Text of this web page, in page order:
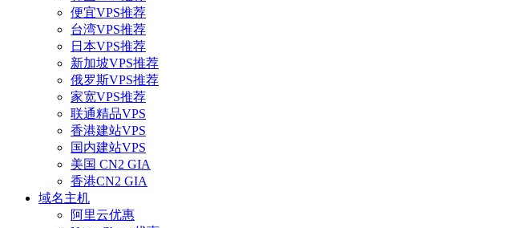
便宜VPS推荐
台湾VPS推荐
日本VPS推荐
新加坡VPS推荐
俄罗斯VPS推荐
家宽VPS推荐
联通精品VPS
香港建站VPS
国内建站VPS
美国 CN2 GIA
香港CN2 GIA
域名主机
阿里云优惠